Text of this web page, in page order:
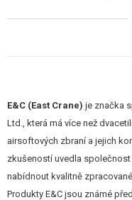
zbraně jsou mimo jiné
tubus pažby, celé tělo,
předpažbí. Plastová je
jako úložiště akumulátoru.
dobrou ochranu proti korozi.
odolností proti otěru.
E&C (East Crane) je značka
Ltd., která má více než
airsoftových zbraní a jejich
zkušeností uvedla společnost
nabídnout kvalitně
Produkty E&C jsou známé